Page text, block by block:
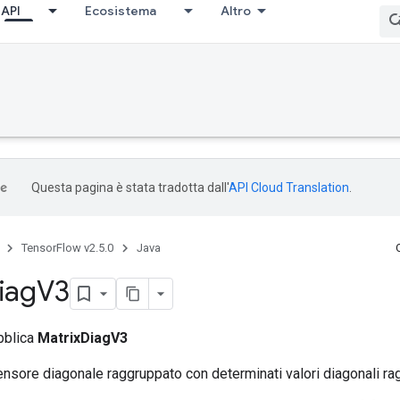
API Ecosistema Altro
Questa pagina è stata tradotta dall'API Cloud Translation
TensorFlow v2.5.0 Java
V3
MatrixDiagV3
diagonale raggruppato con determinati valori diagonali